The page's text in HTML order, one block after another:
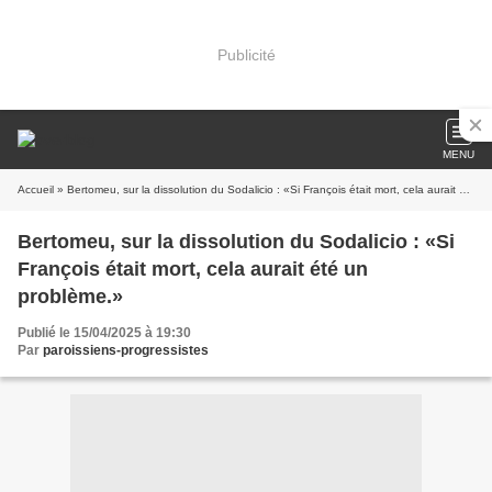
Publicité
MENU
Accueil » Bertomeu, sur la dissolution du Sodalicio : «Si François était mort, cela aurait été un problème.»
Bertomeu, sur la dissolution du Sodalicio : «Si
François était mort, cela aurait été un
problème.»
Publié le 15/04/2025 à 19:30
Par paroissiens-progressistes